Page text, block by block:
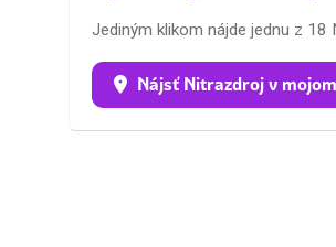
Jediným klikom nájde jednu z 18
Nájsť Nitrazdroj v